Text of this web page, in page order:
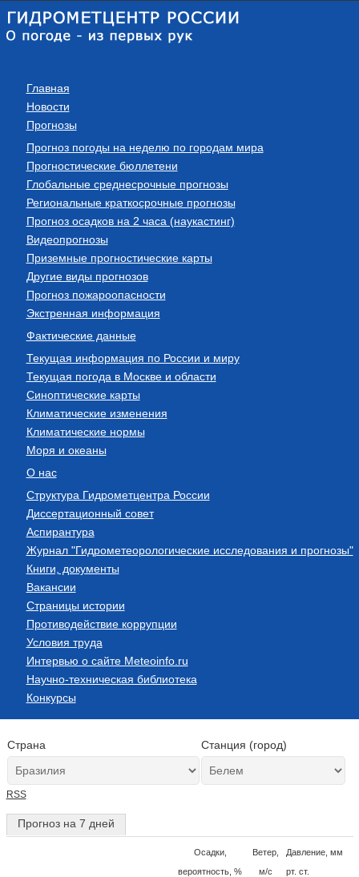
Главная
Новости
Прогнозы
Прогноз погоды на неделю по городам мира
Прогностические бюллетени
Глобальные среднесрочные прогнозы
Региональные краткосрочные прогнозы
Прогноз осадков на 2 часа (наукастинг)
Видеопрогнозы
Приземные прогностические карты
Другие виды прогнозов
Прогноз пожароопасности
Экстренная информация
Фактические данные
Текущая информация по России и миру
Текущая погода в Москве и области
Синоптические карты
Климатические изменения
Климатические нормы
Моря и океаны
О нас
Структура Гидрометцентра России
Диссертационный совет
Аспирантура
Журнал "Гидрометеорологические исследования и прогнозы"
Книги, документы
Вакансии
Страницы истории
Противодействие коррупции
Условия труда
Интервью о сайте Meteoinfo.ru
Научно-техническая библиотека
Конкурсы
Страна Станция (город)
RSS
Прогноз на 7 дней
Осадки,
вероятность, %
Ветер,
м/с
Давление, мм
рт. ст.